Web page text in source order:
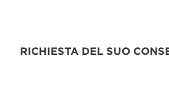
RICHIESTA DEL SUO